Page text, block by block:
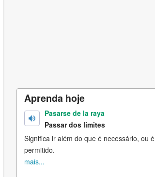
Aprenda hoje
Pasarse de la raya
Passar dos limites
Significa ir além do que é necessário, ou é
permitido.
mais...